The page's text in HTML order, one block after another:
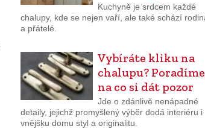
Kuchyně je srdcem každé
chalupy, kde se nejen vaří, ale také schází
a přátelé.
Vybíráte kliku na
chalupu?
na co si dát pozor
Jde o zdánlivě nenápadné
detaily, jejichž promyšlený výběr dodá interiéru i
vnějšku domu styl a originalitu.